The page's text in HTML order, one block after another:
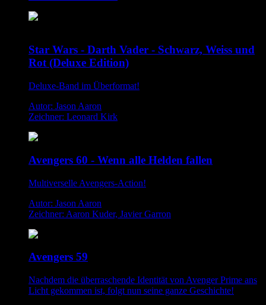
Star Wars - Darth Vader - Schwarz, Weiss und
Rot (Deluxe Edition)
Deluxe-Band im Überformat!
Autor: Jason Aaron
Zeichner: Leonard Kirk
Avengers 60 - Wenn alle Helden fallen
Multiverselle Avengers-Action!
Autor: Jason Aaron
Zeichner: Aaron Kuder, Javier Garron
Avengers 59
Nachdem die überraschende Identität von Avenger Prime ans
Licht gekommen ist, folgt nun seine ganze Geschichte!